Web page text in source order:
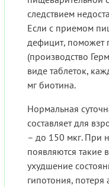
следствием
Если с приемом
дефицит, поможет
(производство
виде таблеток,
мг биотина.
Нормальная
составляет для
– до 150 мкг. При
появляются такие
ухудшение
гипотония, потеря